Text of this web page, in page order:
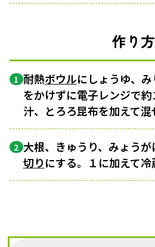
作り方
1 耐熱ボウルにしょうゆ、
をかけずに電子レンジで
汁、とろろ昆布を加えて混
2 大根、きゅうり、みょう
切りにする。１に加えて冷